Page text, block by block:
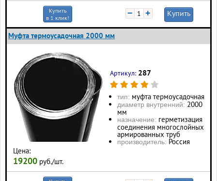
Купить
в 1 клик!
− + Купить
Муфта термоусадочная 2000 мм
Цена:
19200 руб./шт.
Артикул: 287
тип: муфта термоусадочная
диаметр внутренний: 2000
мм
назначение: герметизация
соединения многослойных
армированных труб
производитель: Россия